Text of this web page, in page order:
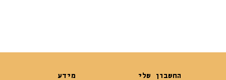
החשבון שלי מידע